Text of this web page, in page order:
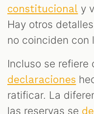
constitucional y
Hay otros
no coinciden con
Incluso se refiere
declaraciones
ratificar. La
las reservas se